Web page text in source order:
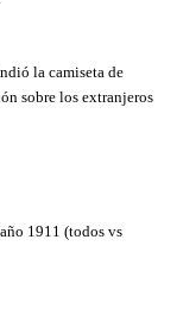
la camiseta de
sobre los extranjeros
1911 (todos vs